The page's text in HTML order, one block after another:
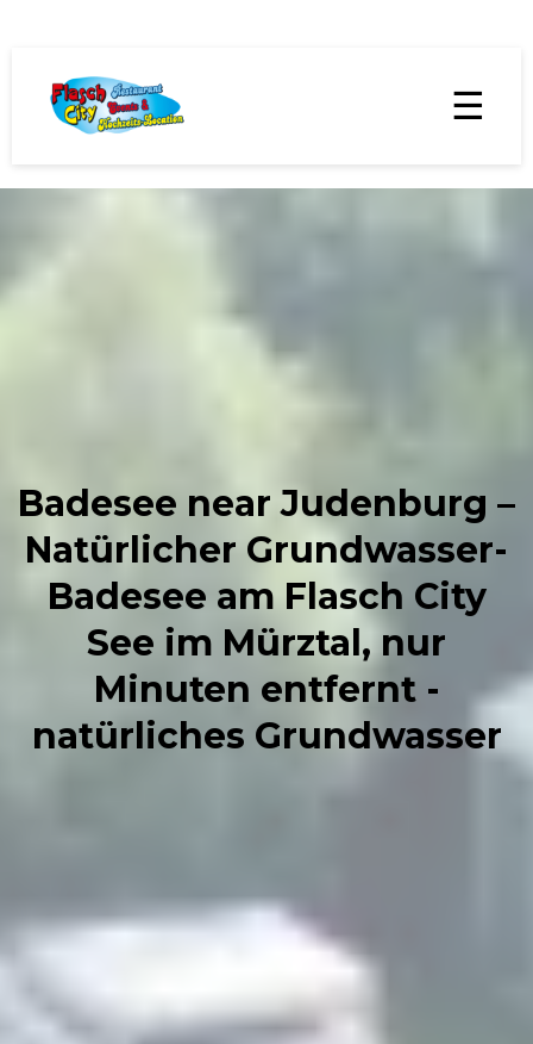
☰
Badesee near Judenburg –
Natürlicher Grundwasser-
Badesee am Flasch City
See im Mürztal, nur
Minuten entfernt -
natürliches Grundwasser